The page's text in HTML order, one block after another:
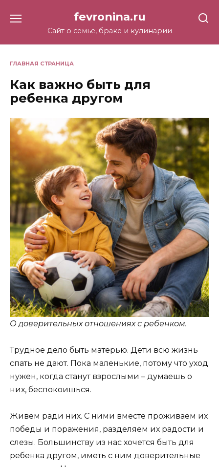
содержанию
fevronina.ru
Сайт о семье, браке и кулинарии
ГЛАВНАЯ СТРАНИЦА
Как важно быть для
ребенка другом
О доверительных отношениях с ребенком.
Трудное дело быть матерью. Дети всю жизнь
спать не дают. Пока маленькие, потому что уход
нужен, когда станут взрослыми – думаешь о
них, беспокоишься.
Живем ради них. С ними вместе проживаем их
победы и поражения, разделяем их радости и
слезы. Большинству из нас хочется быть для
ребенка другом, иметь с ним доверительные